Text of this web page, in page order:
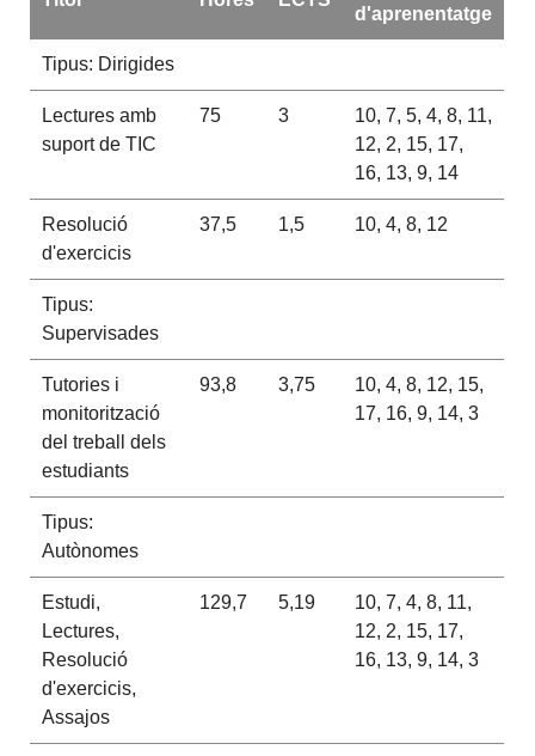
d'aprenentatge
Tipus: Dirigides
Lectures amb
suport de TIC
75 3
10, 7, 5, 4, 8, 11,
12, 2, 15, 17,
16, 13, 9, 14
Resolució
d'exercicis
37,5 1,5 10, 4, 8, 12
Tipus:
Supervisades
Tutories i
monitorització
del treball dels
estudiants
93,8 3,75
10, 4, 8, 12, 15,
17, 16, 9, 14, 3
Tipus:
Autònomes
Estudi,
Lectures,
Resolució
d'exercicis,
Assajos
129,7 5,19
10, 7, 4, 8, 11,
12, 2, 15, 17,
16, 13, 9, 14, 3